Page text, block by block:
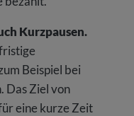
Kurzpausen.
Beispiel bei
Das Ziel von
eine kurze Zeit